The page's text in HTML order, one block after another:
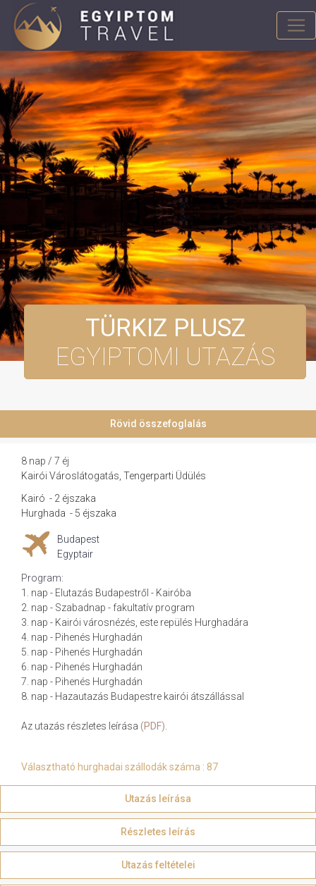
TÜRKIZ PLUSZ
EGYIPTOMI UTAZÁS
Rövid összefoglalás
8 nap / 7 éj
Kairói Városlátogatás, Tengerparti Üdülés
Kairó - 2 éjszaka
Hurghada - 5 éjszaka
Budapest
Egyptair
Program:
1. nap - Elutazás Budapestről - Kairóba
2. nap - Szabadnap - fakultatív program
3. nap - Kairói városnézés, este repülés Hurghadára
4. nap - Pihenés Hurghadán
5. nap - Pihenés Hurghadán
6. nap - Pihenés Hurghadán
7. nap - Pihenés Hurghadán
8. nap - Hazautazás Budapestre kairói átszállással
Az utazás részletes leírása (PDF)
Választható hurghadai szállodák száma : 87
Utazás leírása
Részletes leírás
Utazás feltételei